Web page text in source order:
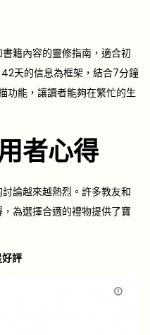
籍內容的靈修指南，適合初
天的信息為框架，結合7分鐘
能，讓讀者能夠在繁忙的生
者心得
論越來越熱烈。許多教友和
為選擇合適的禮物提供了寶
評